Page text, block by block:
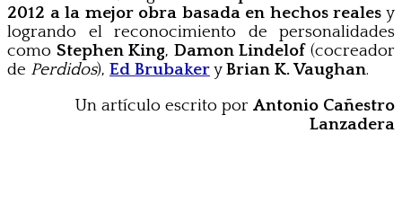
2012 a la mejor obra basada en hechos reales y
logrando el reconocimiento de personalidades
como Stephen King, Damon Lindelof(cocreador
de Perdidos), Ed BrubakeryBrian K. Vaughan.
Un artículo escrito por Antonio Cañestro
Lanzadera